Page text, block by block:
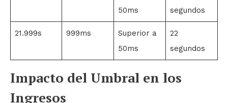
50ms
segundos
21.999s 999ms
Superior a
50ms
22
segundos
Impacto del Umbral en los
Ingresos